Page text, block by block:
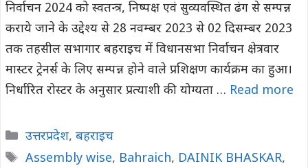
निर्वाचन 2024 को स्वतन्त्र, निष्पक्ष एवं सुव्यवस्थित ढंग से सम्पन्न
कराये जाने के उद्देश्य से 28 नवम्बर 2023 से 02 दिसम्बर 2023
तक तहसील सभागार बहराइच में विधानसभा निर्वाचन क्षेत्रवार
मास्टर ट्रेनर्स के लिए सम्पन्न होने वाले प्रशिक्षण कार्यक्रम का हुआ।
निर्धारित रोस्टर के अनुसार प्रत्याशी की योग्यता … Read more
Categories
उत्तरप्रदेश, बहराइच
Tags
Assembly wise, Bahraich, DAINIK BHASKAR,